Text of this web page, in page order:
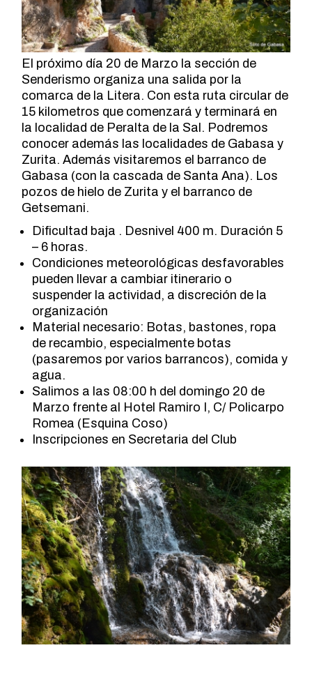
El próximo día 20 de Marzo la sección de
Senderismo organiza una salida por la
comarca de la Litera. Con esta ruta circular de
15 kilometros que comenzará y terminará en
la localidad de Peralta de la Sal. Podremos
conocer además las localidades de Gabasa y
Zurita. Además visitaremos el barranco de
Gabasa (con la cascada de Santa Ana). Los
pozos de hielo de Zurita y el barranco de
Getsemani.
Dificultad baja . Desnivel 400 m. Duración 5
– 6 horas.
Condiciones meteorológicas desfavorables
pueden llevar a cambiar itinerario o
suspender la actividad, a discreción de la
organización
Material necesario: Botas, bastones, ropa
de recambio, especialmente botas
(pasaremos por varios barrancos), comida y
agua.
Salimos a las 08:00 h del domingo 20 de
Marzo frente al Hotel Ramiro I, C/ Policarpo
Romea (Esquina Coso)
Inscripciones en Secretaria del Club